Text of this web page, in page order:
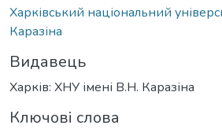
Харківський національний
Каразіна
Видавець
Харків: ХНУ імені В.Н. Каразіна
Ключові слова